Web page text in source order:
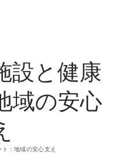
設と健康
域の安心
：地域の安心支え